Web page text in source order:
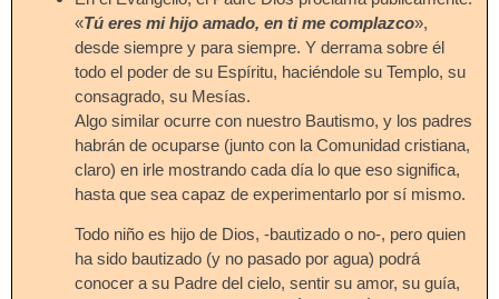
«Tú eres mi hijo amado, en ti me complazco»,
desde siempre y para siempre. Y derrama sobre él
todo el poder de su Espíritu, haciéndole su Templo, su
consagrado, su Mesías.
Algo similar ocurre con nuestro Bautismo, y los padres
habrán de ocuparse (junto con la Comunidad cristiana,
claro) en irle mostrando cada día lo que eso significa,
hasta que sea capaz de experimentarlo por sí mismo.
Todo niño es hijo de Dios, -bautizado o no-, pero quien
ha sido bautizado (y no pasado por agua) podrá
conocer a su Padre del cielo, sentir su amor, su guía,